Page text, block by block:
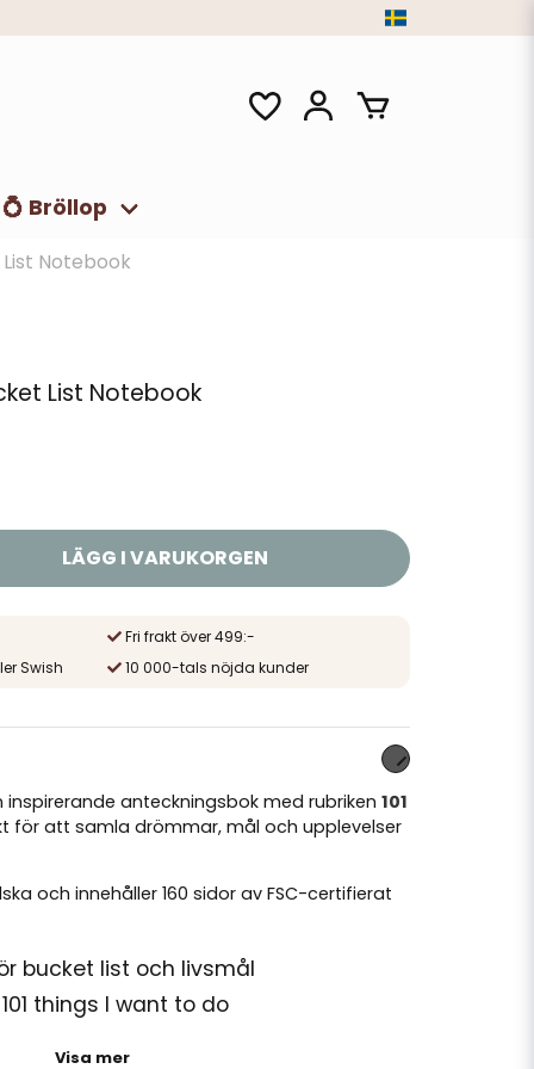
💍 Bröllop
Notebook
List Notebook
LÄGG I VARUKORGEN
Fri frakt över 499:-
Swish
10 000-tals nöjda kunder
inspirerande anteckningsbok med rubriken101
för att samla drömmar, mål och upplevelser
och innehåller 160 sidor av FSC-certifierat
bucket list och livsmål
things I want to do
Visa mer